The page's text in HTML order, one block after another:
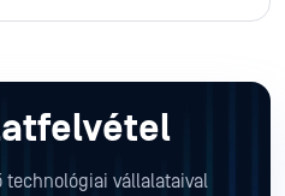
technológiai vállalataival